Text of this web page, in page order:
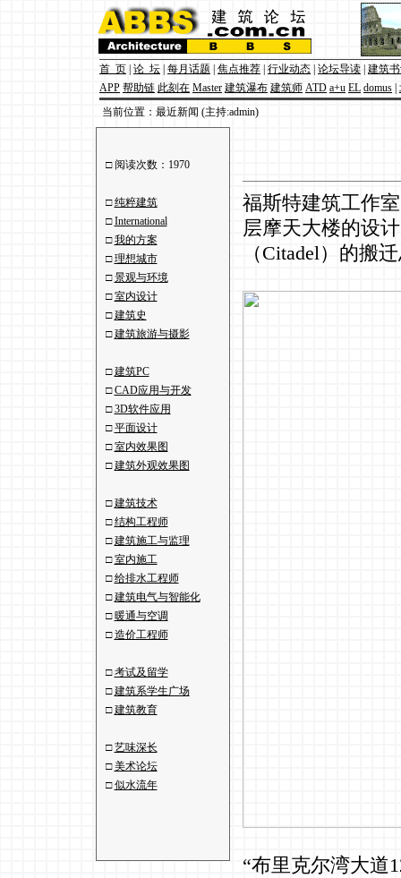
首 页 论 坛 每月话题 焦点推荐 行业动态 论坛导读 建筑
APP 帮助链 此刻在 Master 建筑瀑布 建筑师 ATD a+u EL domus
当前位置：最近新闻 (主持:admin)
□ 阅读次数：1970
□纯粹建筑
□International
□我的方案
□理想城市
□景观与环境
□室内设计
□建筑史
□建筑旅游与摄影
□建筑PC
□CAD应用与开发
□3D软件应用
□平面设计
□室内效果图
□建筑外观效果图
□建筑技术
□结构工程师
□建筑施工与监理
□室内施工
□给排水工程师
□建筑电气与智能化
□暖通与空调
□造价工程师
□考试及留学
□建筑系学生广场
□建筑教育
□艺味深长
□美术论坛
□似水流年
福斯特建筑工作
层摩天大楼的设
（Citadel）的搬
“布里克尔湾大道